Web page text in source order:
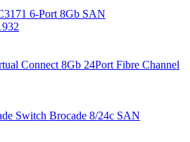
6-Port 8Gb SAN
Connect 8Gb 24Port Fibre Channel
Switch Brocade 8/24c SAN